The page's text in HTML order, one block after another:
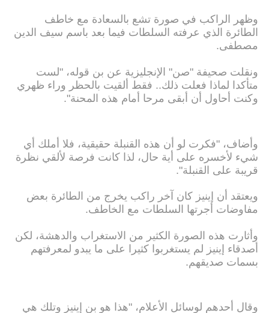
وظهر الراكب في صورة تشع بالسعادة مع خاطف
الطائرة الذي عرفته السلطات فيما بعد باسم سيف الدين
مصطفى.
ونقلت صحيفة "صن" الإنجليزية عن بن قوله، "لست
متأكدا لماذا فعلت ذلك.. فقط ألقيت بالحظر وراء ظهري
وكنت أحاول أن أبقى مرحا أمام هذه المحنة".
وأضاف، "فكرت لو أن هذه القنبلة حقيقية، فلا أملك أي
شيء لأخسره على أية حال، لذا كانت فرصة لألقي نظرة
قريبة على القنبلة".
ويعتقد أن إينيز كان آخر راكب يخرج من الطائرة بعض
مفاوضات أجرتها السلطات مع الخاطف.
وأثارت هذه الصورة الكثير من الاستغراب والدهشة، لكن
أصدقاء إينيز لم يستغربوا كثيرا على ما يبدو لمعرفتهم
بسمات صديقهم.
وقال أحدهم لوسائل الأعلام، "هذا هو بن إينيز وتلك هي